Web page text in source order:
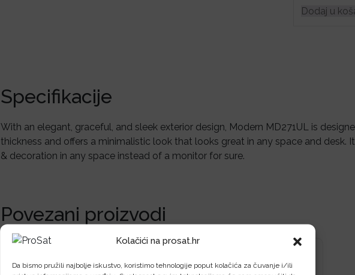
Kolačići na prosat.hr
Da bismo pružili najbolje iskustvo, koristimo tehnologije poput kolačića za čuvanje i/ili
Dodaj u
Specifikacije
With an elegant, graceful, and sleek exterior design, Modern MD271UL is
thickness and offers a minimalistic look that looks great in any space and desk.
& decoration in any space instead of a monitor for sure.
Povezani proizvodi